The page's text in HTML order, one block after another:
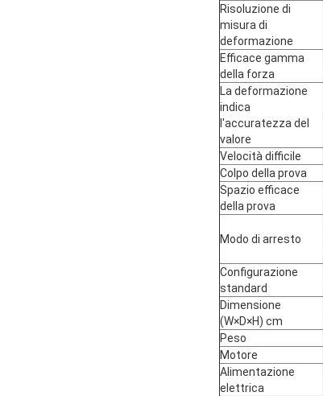
Risoluzione di
misura di
deformazione
Efficace gamma
della forza
La deformazione
indica
l'accuratezza del
valore
Velocità difficile
Colpo della prova
Spazio efficace
della prova
Modo di arresto
Configurazione
standard
Dimensione
(W×D×H) cm
Peso
Motore
Alimentazione
elettrica